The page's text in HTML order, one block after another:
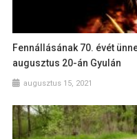
Fennállásának 70. évét
augusztus 20-án Gyulán
augusztus 15, 2021